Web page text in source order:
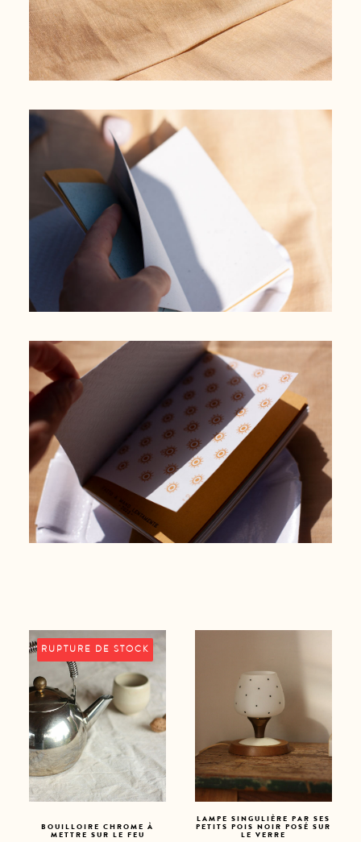
RUPTURE DE STOCK
BOUILLOIRE CHROME À
METTRE SUR LE FEU
LAMPE SINGULIÈRE PAR SES
PETITS POIS NOIR POSÉ SUR
LE VERRE